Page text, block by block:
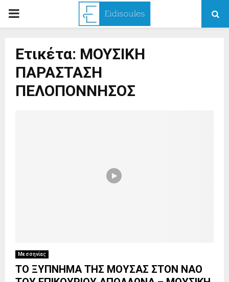
PRIMARY
Ετικέτα: ΜΟΥΣΙΚΗ
ΠΑΡΑΣΤΑΣΗ
ΠΕΛΟΠΟΝΝΗΣΟΣ
Μεσσηνίας
ΤΟ ΞΥΠΝΗΜΑ ΤΗΣ ΜΟΥΣΑΣ ΣΤΟΝ ΝΑΟ